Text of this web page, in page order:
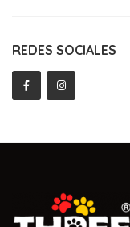
REDES SOCIALES